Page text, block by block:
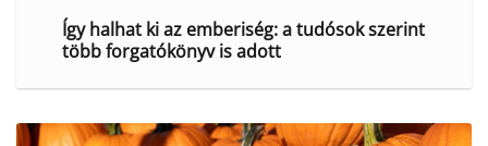
Így halhat ki az emberiség: a tudósok szerint
több forgatókönyv is adott